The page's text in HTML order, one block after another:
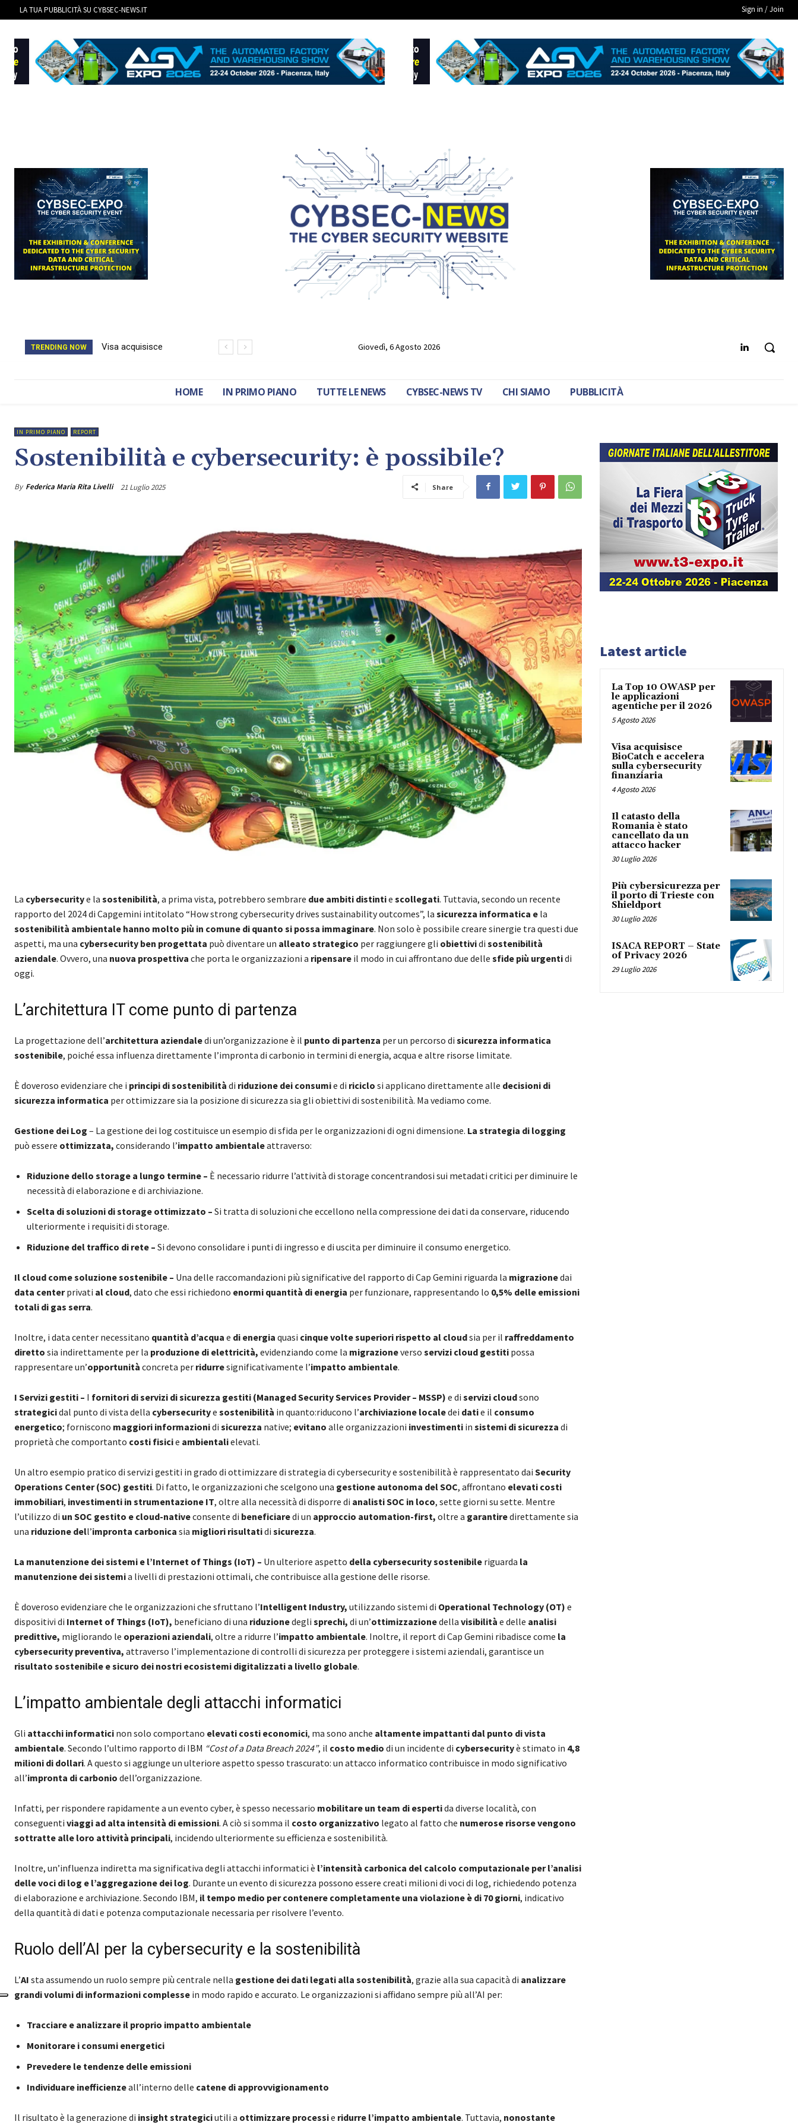
LA TUA PUBBLICITÀ SU CYBSEC-NEWS.IT Sign in / Join
TRENDING NOW
Il catasto della
Giovedì, 6 Agosto 2026
HOME IN PRIMO PIANO TUTTE LE NEWS CYBSEC-NEWS TV CHI SIAMO PUBBLICITÀ
IN PRIMO PIANO REPORT
Sostenibilità e cybersecurity: è possibile?
By Federica Maria Rita Livelli 21 Luglio 2025 Share
La cybersecuritye la sostenibilità, a prima vista, potrebbero sembrare due ambiti distintie scollegati. Tuttavia, secondo un recente
rapporto del 2024 di Capgemini intitolato “How strong cybersecurity drives sustainability outcomes”, la sicurezza informatica e la
sostenibilità ambientale hanno molto più in comune di quanto si possa immaginare. Non solo è possibile creare sinergie tra questi due
aspetti, ma una cybersecurity ben progettata può diventare un alleato strategico per raggiungere gli obiettividi sostenibilità
aziendale. Ovvero, una nuova prospettiva che porta le organizzazioni a ripensare il modo in cui affrontano due delle sfide più urgentidi
oggi.
L’architettura IT come punto di partenza
La progettazione dell’architettura aziendaledi un’organizzazione è il punto di partenza per un percorso di sicurezza informatica
sostenibile, poiché essa influenza direttamente l’impronta di carbonio in termini di energia, acqua e altre risorse limitate.
È doveroso evidenziare che i principi di sostenibilità di riduzione dei consumie di riciclo si applicano direttamente alle decisioni di
sicurezza informatica per ottimizzare sia la posizione di sicurezza sia gli obiettivi di sostenibilità. Ma vediamo come.
Gestione dei Log – La gestione dei log costituisce un esempio di sfida per le organizzazioni di ogni dimensione. La strategia di logging
può essere ottimizzata, considerando l’impatto ambientaleattraverso:
Riduzione dello storage a lungo termine – È necessario ridurre l’attività di storage concentrandosi sui metadati critici per diminuire le
necessità di elaborazione e di archiviazione.
Scelta di soluzioni di storage ottimizzato – Si tratta di soluzioni che eccellono nella compressione dei dati da conservare, riducendo
ulteriormente i requisiti di storage.
Riduzione del traffico di rete – Si devono consolidare i punti di ingresso e di uscita per diminuire il consumo energetico.
Il cloud come soluzione sostenibile – Una delle raccomandazioni più significative del rapporto di Cap Gemini riguarda la migrazionedai
data centerprivati al cloud, dato che essi richiedono enormi quantità di energia per funzionare, rappresentando lo 0,5% delle emissioni
totali di gas serra.
Inoltre, i data center necessitano quantità d’acqua e di energia quasi cinque volte superiori rispetto al cloudsia per il raffreddamento
diretto sia indirettamente per la produzione di elettricità, evidenziando come la migrazioneverso servizi cloud gestiti possa
rappresentare un’opportunità concreta per ridurresignificativamente l’impatto ambientale.
I Servizi gestiti – I fornitori di servizi di sicurezza gestiti (Managed Security Services Provider – MSSP) e di servizi cloudsono
strategicidal punto di vista della cybersecuritye sostenibilità in quanto:riducono l’archiviazione localedei datie il consumo
energetico; forniscono maggiori informazionidi sicurezza native; evitano alle organizzazioni investimenti in sistemi di sicurezza di
proprietà che comportanto costi fisicie ambientalielevati.
Un altro esempio pratico di servizi gestiti in grado di ottimizzare di strategia di cybersecurity e sostenibilità è rappresentato dai Security
Operations Center (SOC) gestiti. Di fatto, le organizzazioni che scelgono una gestione autonoma del SOC, affrontano elevati costi
immobiliari, investimenti in strumentazione IT, oltre alla necessità di disporre di analisti SOC in loco, sette giorni su sette. Mentre
l’utilizzo di un SOC gestito e cloud-nativeconsente di beneficiaredi un approccio automation-first, oltre a garantiredirettamente sia
una riduzione dell’impronta carbonica sia migliori risultatidi sicurezza.
La manutenzione dei sistemi e l’Internet of Things (IoT) – Un ulteriore aspetto della cybersecurity sostenibile riguarda la
manutenzione dei sistemia livelli di prestazioni ottimali, che contribuisce alla gestione delle risorse.
È doveroso evidenziare che le organizzazioni che sfruttano l’Intelligent Industry, utilizzando sistemi di Operational Technology (OT) e
dispositivi di Internet of Things (IoT), beneficiano di una riduzionedegli sprechi, di un’ottimizzazionedella visibilità e delle analisi
predittive, migliorando le operazioni aziendali, oltre a ridurre l’impatto ambientale. Inoltre, il report di Cap Gemini ribadisce come la
cybersecurity preventiva, attraverso l’implementazione di controlli di sicurezza per proteggere i sistemi aziendali, garantisce un
risultato sostenibile e sicuro dei nostri ecosistemi digitalizzati a livello globale.
L’impatto ambientale degli attacchi informatici
Gli attacchi informatici non solo comportano elevati costi economici, ma sono anche altamente impattanti dal punto di vista
ambientale. Secondo l’ultimo rapporto di IBM “Cost of a Data Breach 2024”, il costo medio di un incidente di cybersecurityè stimato in 4,8
milioni di dollari. A questo si aggiunge un ulteriore aspetto spesso trascurato: un attacco informatico contribuisce in modo significativo
all’impronta di carbonio dell’organizzazione.
Infatti, per rispondere rapidamente a un evento cyber, è spesso necessario mobilitare un team di espertida diverse località, con
conseguenti viaggi ad alta intensità di emissioni. A ciò si somma il costo organizzativo legato al fatto che numerose risorse vengono
sottratte alle loro attività principali, incidendo ulteriormente su efficienza e sostenibilità.
Inoltre, un’influenza indiretta ma significativa degli attacchi informatici è l’intensità carbonica del calcolo computazionale per l’analisi
delle voci di log e l’aggregazione dei log. Durante un evento di sicurezza possono essere creati milioni di voci di log, richiedendo potenza
di elaborazione e archiviazione. Secondo IBM, il tempo medio per contenere completamente una violazione è di 70 giorni, indicativo
della quantità di dati e potenza computazionale necessaria per risolvere l’evento.
Ruolo dell’AI per la cybersecurity e la sostenibilità
L’AI sta assumendo un ruolo sempre più centrale nella gestione dei dati legati alla sostenibilità, grazie alla sua capacità di analizzare
grandi volumi di informazioni complesse in modo rapido e accurato. Le organizzazioni si affidano sempre più all’AI per:
Tracciare e analizzare il proprio impatto ambientale
Monitorare i consumi energetici
Prevedere le tendenze delle emissioni
Individuare inefficienzeall’interno delle catene di approvvigionamento
Il risultato è la generazione di insight strategiciutili a ottimizzare processie ridurre l’impatto ambientale. Tuttavia, nonostante
Latest article
La Top 10 OWASP per
le applicazioni
agentiche per il 2026
5 Agosto 2026
Visa acquisisce
BioCatch e accelera
sulla cybersecurity
finanziaria
4 Agosto 2026
Il catasto della
Romania è stato
cancellato da un
attacco hacker
30 Luglio 2026
Più cybersicurezza per
il porto di Trieste con
Shieldport
30 Luglio 2026
ISACA REPORT – State
of Privacy 2026
29 Luglio 2026